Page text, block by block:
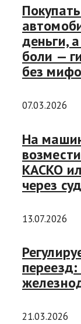
деньги,
боли —
без
07.03.2026
На
КАСКО
через
13.07.2026
21.03.2026